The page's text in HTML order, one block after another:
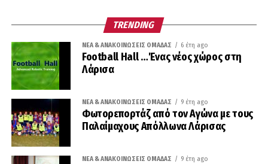
TRENDING
ΝΈΑ & ΑΝΑΚΟΙΝΏΣΕΙΣ ΟΜΆΔΑΣ 6 έτη ago
Football Hall …Ένας νέος χώρος στη
Λάρισα
ΝΈΑ & ΑΝΑΚΟΙΝΏΣΕΙΣ ΟΜΆΔΑΣ 9 έτη ago
Φωτορεπορτάζ από τον Αγώνα με τους
Παλαίμαχους Απόλλωνα Λάρισας
ΝΈΑ & ΑΝΑΚΟΙΝΏΣΕΙΣ ΟΜΆΔΑΣ 9 έτη ago